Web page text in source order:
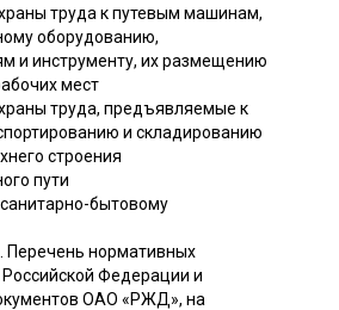
труда к путевым машинам,
оборудованию,
и инструменту, их размещению
мест
труда, предъявляемые к
и складированию
строения
пути
бытовому
Перечень нормативных
Федерации и
ОАО «РЖД», на